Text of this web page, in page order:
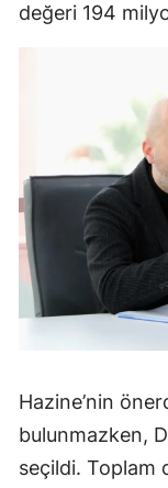
değeri 194
Hazine’nin
bulunmazken,
seçildi. Toplam